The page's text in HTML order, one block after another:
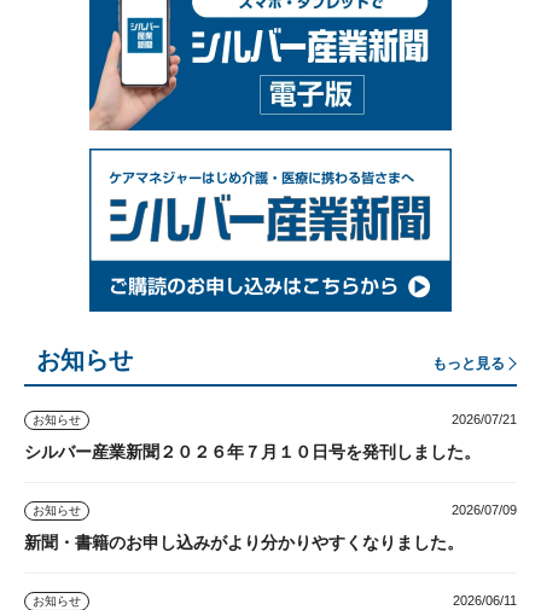
お知らせ もっと見る
お知らせ 2026/07/21
シルバー産業新聞２０２６年７月１０日号を発刊しました。
お知らせ 2026/07/09
新聞・書籍のお申し込みがより分かりやすくなりました。
お知らせ 2026/06/11